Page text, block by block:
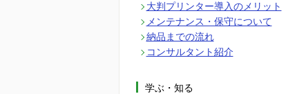
大判プリンター導入のメリット
メンテナンス・保守について
納品までの流れ
コンサルタント紹介
学ぶ・知る